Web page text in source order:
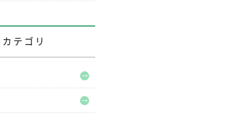
テゴリ